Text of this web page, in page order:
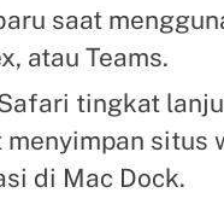
saat
atau Teams.
tingkat
menyimpan situs
di Mac Dock.